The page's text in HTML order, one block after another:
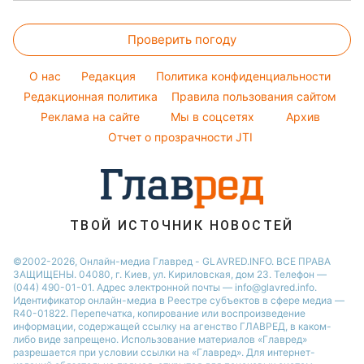
Максим Галкин
Настя Каменских
Курс валют
Салаты
Простые блюда
Легкие десерты
Напитки
Праздничное меню
Магнитные бури
Погода на сегодня
Погода на завтра
Пылевая буря
Проверить погоду
O нас Редакция
Политика конфиденциальности
Редакционная политика
Правила пользования сайтом
Реклама на сайте
Мы в соцсетях
Архив
Отчет о прозрачности JTI
ТВОЙ ИСТОЧНИК НОВОСТЕЙ
©2002-2026, Онлайн-медиа Главред - GLAVRED.INFO. ВСЕ ПРАВА
ЗАЩИЩЕНЫ. 04080, г. Киев, ул. Кириловская, дом 23. Телефон —
(044) 490-01-01. Адрес электронной почты — info@glavred.info.
Идентификатор онлайн-медиа в Реестре cубъектов в сфере медиа —
R40-01822. Перепечатка, копирование или воспроизведение
информации, содержащей ссылку на агенство ГЛАВРЕД, в каком-
либо виде запрещено. Использование материалов «Главред»
разрешается при условии ссылки на «Главред». Для интернет-